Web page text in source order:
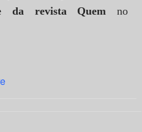
da revista Quem no